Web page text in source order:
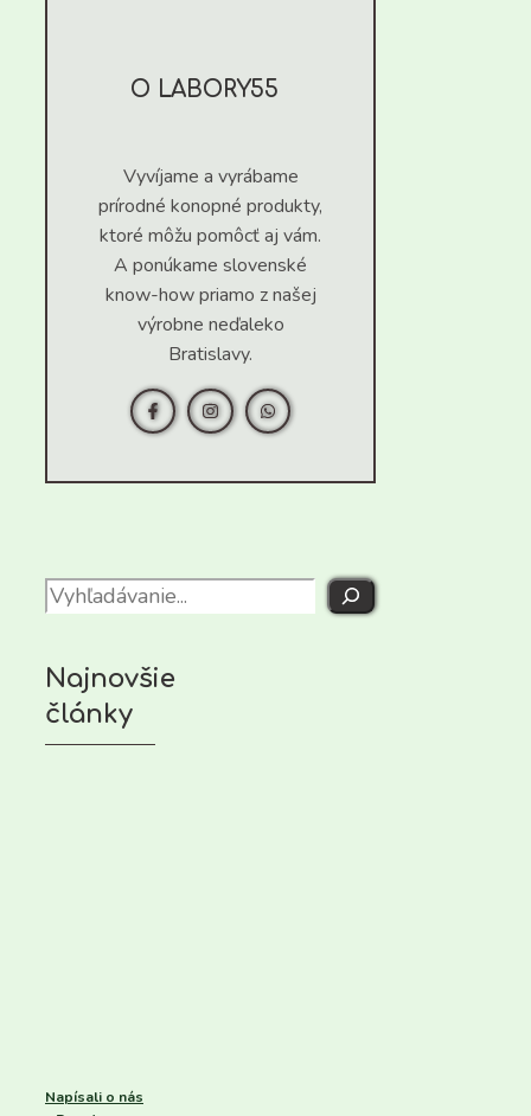
O LABORY55
Vyvíjame a vyrábame
prírodné konopné produkty,
ktoré môžu pomôcť aj vám.
A ponúkame slovenské
know-how priamo z našej
výrobne neďaleko
Bratislavy.
Search
Najnovšie
články
Napísali o nás